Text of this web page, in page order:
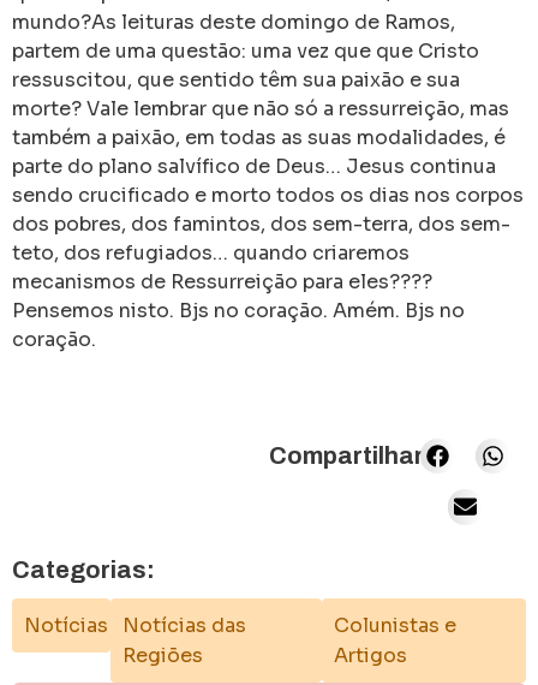
mundo?As leituras deste domingo de Ramos,
partem de uma questão: uma vez que que Cristo
ressuscitou, que sentido têm sua paixão e sua
morte? Vale lembrar que não só a ressurreição, mas
também a paixão, em todas as suas modalidades, é
parte do plano salvífico de Deus… Jesus continua
sendo crucificado e morto todos os dias nos corpos
dos pobres, dos famintos, dos sem-terra, dos sem-
teto, dos refugiados… quando criaremos
mecanismos de Ressurreição para eles????
Pensemos nisto. Bjs no coração. Amém. Bjs no
coração.
Compartilhar:
Categorias:
Notícias
Notícias das
Regiões
Colunistas e
Artigos